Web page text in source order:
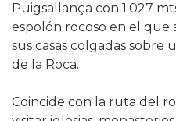
Puigsallança con 1.027
espolón rocoso en el que
sus casas colgadas sobre
de la Roca.
Coincide con la ruta del